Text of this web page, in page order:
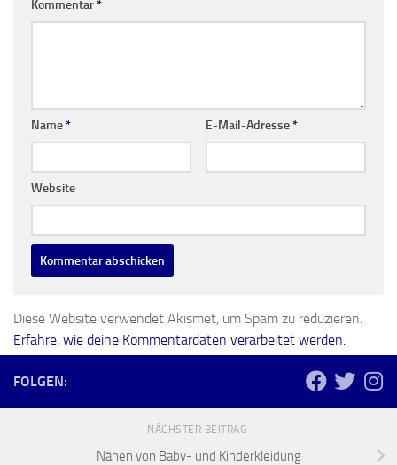
Kommentar*
Name* E-Mail-Adresse*
Website
Diese Website verwendet Akismet, um Spam zu reduzieren.
Erfahre, wie deine Kommentardaten verarbeitet werden.
FOLGEN:
NÄCHSTER BEITRAG
Nähen von Baby- und Kinderkleidung